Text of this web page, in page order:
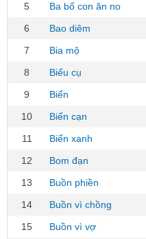
5
Ba bố con ăn no
6
Bao diêm
7
Bia mộ
8
Biếu cụ
9
Biển
10
Biển cạn
11
Biển xanh
12
Bom đạn
13
Buồn phiền
14
Buồn vì chồng
15
Buồn vì vợ